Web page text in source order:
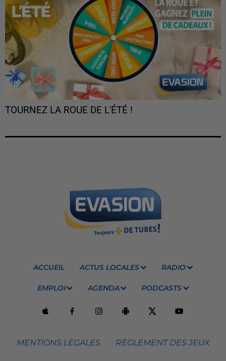
TOURNEZ LA ROUE DE L'ÉTÉ !
ACCUEIL ACTUS LOCALES RADIO
EMPLOI AGENDA PODCASTS
MENTIONS LEGALES RÈGLEMENT DES JEUX